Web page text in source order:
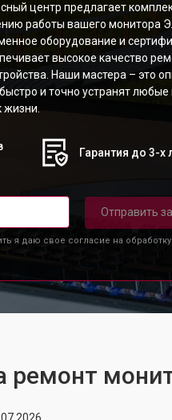
центр предлагает
работы вашего монитора
оборудование и
высокое качество
Наши мастера – это
и точно устранят любые
Гарантия до 3-х
Отправить
я даю свое согласие на
ремонт